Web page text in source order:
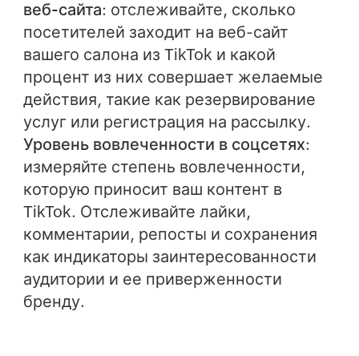
веб-сайта: отслеживайте, сколько
посетителей заходит на веб-сайт
вашего салона из TikTok и какой
процент из них совершает желаемые
действия, такие как резервирование
услуг или регистрация на рассылку.
Уровень вовлеченности в соцсетях:
измеряйте степень вовлеченности,
которую приносит ваш контент в
TikTok. Отслеживайте лайки,
комментарии, репосты и сохранения
как индикаторы заинтересованности
аудитории и ее приверженности
бренду.